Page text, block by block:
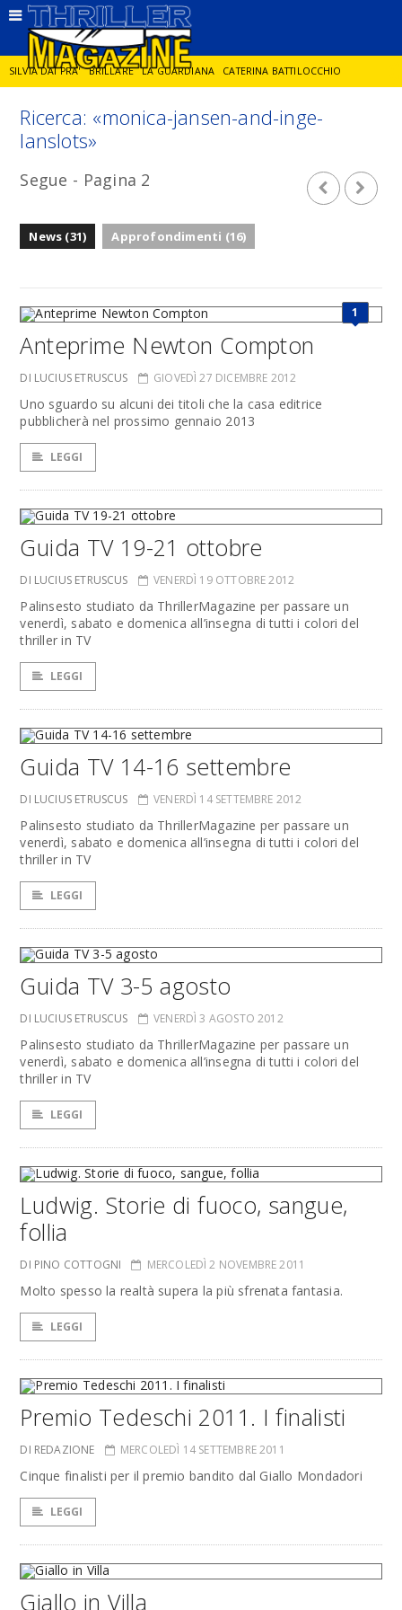
SILVIA DAI PRA' BRILLARE LA GUARDIANA CATERINA BATTILOCCHIO
DELITTO IN CORNICE GIANCARLO DE CATALDO
DIEGO ZANDEL GLI ANNI DI PIETRA
Ricerca: «monica-jansen-and-inge-
lanslots»
Segue - Pagina 2
News (31) Approfondimenti (16)
1
Anteprime Newton Compton
DI LUCIUS ETRUSCUS GIOVEDÌ 27 DICEMBRE 2012
Uno sguardo su alcuni dei titoli che la casa editrice
pubblicherà nel prossimo gennaio 2013
LEGGI
Guida TV 19-21 ottobre
DI LUCIUS ETRUSCUS VENERDÌ 19 OTTOBRE 2012
Palinsesto studiato da ThrillerMagazine per passare un
venerdì, sabato e domenica all’insegna di tutti i colori del
thriller in TV
LEGGI
Guida TV 14-16 settembre
DI LUCIUS ETRUSCUS VENERDÌ 14 SETTEMBRE 2012
Palinsesto studiato da ThrillerMagazine per passare un
venerdì, sabato e domenica all’insegna di tutti i colori del
thriller in TV
LEGGI
Guida TV 3-5 agosto
DI LUCIUS ETRUSCUS VENERDÌ 3 AGOSTO 2012
Palinsesto studiato da ThrillerMagazine per passare un
venerdì, sabato e domenica all’insegna di tutti i colori del
thriller in TV
LEGGI
Ludwig. Storie di fuoco, sangue,
follia
DI PINO COTTOGNI MERCOLEDÌ 2 NOVEMBRE 2011
Molto spesso la realtà supera la più sfrenata fantasia.
LEGGI
Premio Tedeschi 2011. I finalisti
DI REDAZIONE MERCOLEDÌ 14 SETTEMBRE 2011
Cinque finalisti per il premio bandito dal Giallo Mondadori
LEGGI
Giallo in Villa